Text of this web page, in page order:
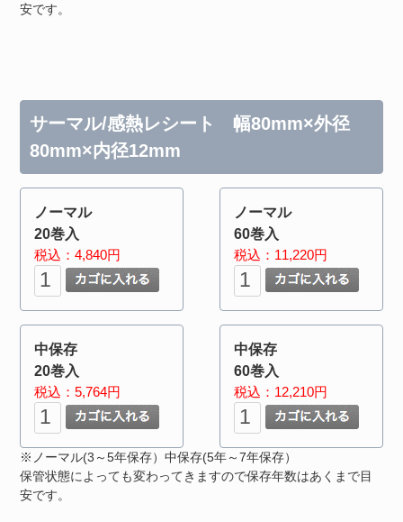
安です。
サーマル/感熱レシート 幅80mm×外径
80mm×内径12mm
ノーマル
20巻入
税込：4,840円
ノーマル
60巻入
税込：11,220円
中保存
20巻入
税込：5,764円
中保存
60巻入
税込：12,210円
※ノーマル(3～5年保存）中保存(5年～7年保存）
保管状態によっても変わってきますので保存年数はあくまで目
安です。